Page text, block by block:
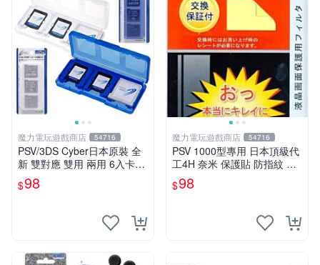
魔力電玩遊戲商店 54716
PSV/3DS Cyber日本原裝 全
新 雙對應 雙用 兩用 6入卡帶
盒 收納盒 透明白 透明藍 可
選【板橋魔力】
$98
魔力電玩遊戲商店 54716
PSV 1000型專用 日本頂級代
工4H 奈米 保護貼 防指紋 抗
油污 超抗刮 亮面 全機身【板
橋魔力】
$98